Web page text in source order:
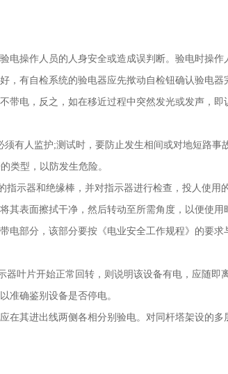
操作人员的人身安全或造成误判断。验电时操
有自检系统的验电器应先揿动自检钮确认验电
电，反之，如在移近过程中突然发光或发声，
须有人监护;测试时，要防止发生相间或对地短路事
的类型，以防发生危险。
指示器和绝缘棒，并对指示器进行检查，投人
将其表面擦拭干净，然后转动至所需角度，以便
部分，该部分要按《电业安全工作规程》的要
器叶片开始正常回转，则说明该设备有电，应随
以准确鉴别设备是否停电。
其进出线两侧各相分别验电。对同杆塔架设的